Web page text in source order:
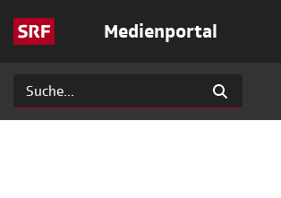
Medienportal